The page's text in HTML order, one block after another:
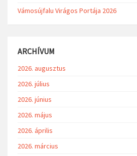
Vámosújfalu Virágos Portája 2026
ARCHÍVUM
2026. augusztus
2026. július
2026. június
2026. május
2026. április
2026. március